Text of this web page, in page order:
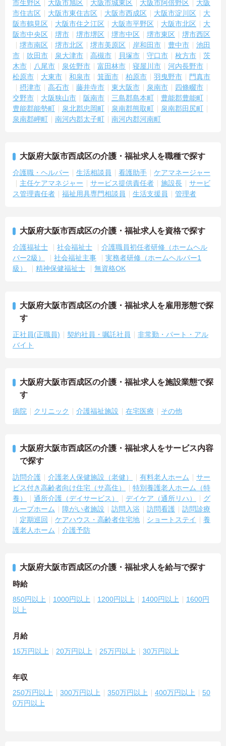
市生野区 大阪市旭区 大阪市城東区 大阪市阿倍野区
大阪
市住吉区
大阪市東住吉区 大阪市西成区 大阪市淀川区
大
阪市鶴見区
大阪市住之江区 大阪市平野区 大阪市北区
大
阪市中央区
堺市 堺市堺区 堺市中区 堺市東区
堺市西区
堺市南区
堺市北区 堺市美原区 岸和田市 豊中市
池田
市
吹田市 泉大津市 高槻市 貝塚市 守口市 枚方市
茨
木市
八尾市 泉佐野市 富田林市 寝屋川市
河内長野市
松原市
大東市 和泉市 箕面市 柏原市 羽曳野市
門真市
摂津市
高石市 藤井寺市 東大阪市 泉南市
四條畷市
交野市
大阪狭山市 阪南市 三島郡島本町
豊能郡豊能町
豊能郡能勢町
泉北郡忠岡町 泉南郡熊取町
泉南郡田尻町
泉南郡岬町
南河内郡太子町 南河内郡河南町
大阪府大阪市西成区の介護・福祉求人を職種で探す
介護職・ヘルパー 生活相談員 看護助手
ケアマネージャー
主任ケアマネジャー
サービス提供責任者 施設長
サービ
ス管理責任者
福祉用具専門相談員 生活支援員 管理者
大阪府大阪市西成区の介護・福祉求人を資格で探す
介護福祉士 社会福祉士
介護職員初任者研修（ホームヘル
パー2級）
社会福祉主事
実務者研修（ホームヘルパー1
級）
精神保健福祉士 無資格OK
大阪府大阪市西成区の介護・福祉求人を雇用形態で探
す
正社員(正職員) 契約社員・嘱託社員
非常勤・パート・アル
バイト
大阪府大阪市西成区の介護・福祉求人を施設業態で探
す
病院 クリニック 介護福祉施設 在宅医療 その他
大阪府大阪市西成区の介護・福祉求人をサービス内容
で探す
訪問介護 介護老人保健施設（老健） 有料老人ホーム
サー
ビス付き高齢者向け住宅（サ高住）
特別養護老人ホーム（特
養）
通所介護（デイサービス） デイケア（通所リハ）
グ
ループホーム
障がい者施設 訪問入浴 訪問看護
訪問診療
定期巡回
ケアハウス・高齢者住宅地 ショートステイ
養
護老人ホーム
介護予防
大阪府大阪市西成区の介護・福祉求人を給与で探す
時給
850円以上 1000円以上 1200円以上 1400円以上
1600円
以上
月給
15万円以上 20万円以上 25万円以上 30万円以上
年収
250万円以上 300万円以上 350万円以上 400万円以上
50
0万円以上